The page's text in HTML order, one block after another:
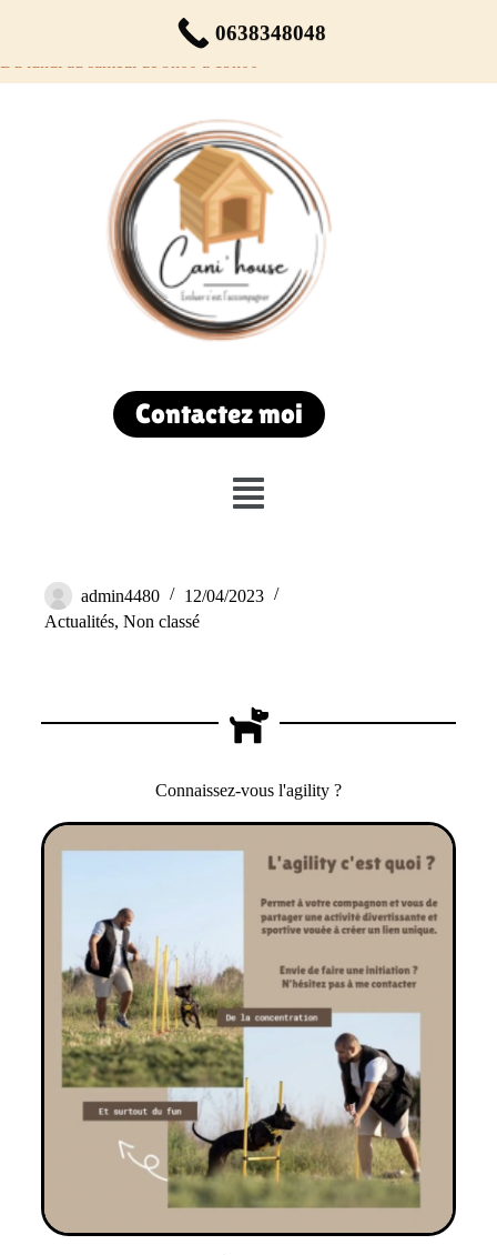
Réservez votre rendez-vous dès maintenant !
Contactez moi
admin4480
12/04/2023
Actualités, Non classé
Connaissez-vous l'agility ?
0638348048